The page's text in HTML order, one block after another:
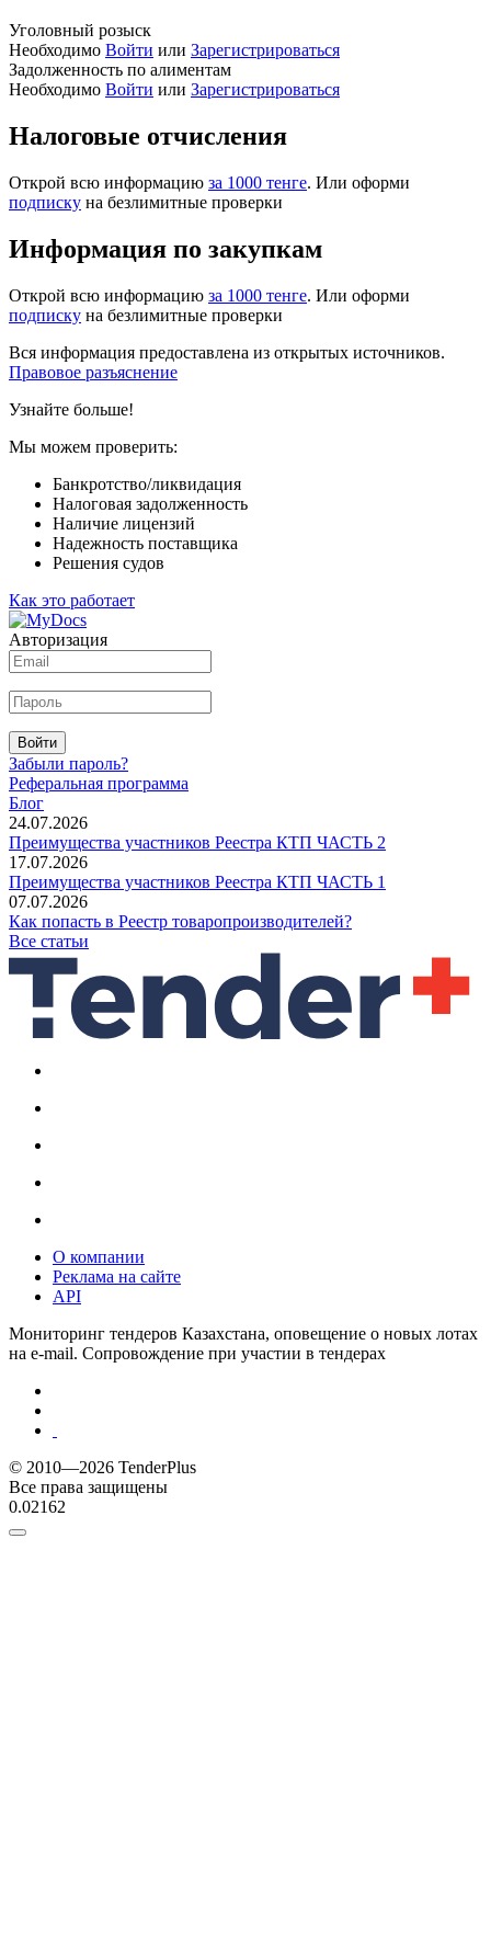
Уголовный розыск
Необходимо Войти или Зарегистрироваться
Задолженность по алиментам
Необходимо Войти или Зарегистрироваться
Налоговые отчисления
Открой всю информацию за 1000 тенге. Или оформи
подписку на безлимитные проверки
Информация по закупкам
Открой всю информацию за 1000 тенге. Или оформи
подписку на безлимитные проверки
Вся информация предоставлена из открытых источников.
Правовое разъяснение
Узнайте больше!
Мы можем проверить:
Банкротство/ликвидация
Налоговая задолженность
Наличие лицензий
Надежность поставщика
Решения судов
Как это работает
Авторизация
Войти
Забыли пароль?
Реферальная программа
Блог
24.07.2026
Преимущества участников Реестра КТП ЧАСТЬ 2
17.07.2026
Преимущества участников Реестра КТП ЧАСТЬ 1
07.07.2026
Как попасть в Реестр товаропроизводителей?
Все статьи
О компании
Реклама на сайте
API
Мониторинг тендеров Казахстана, оповещение о новых лотах
на e-mail. Сопровождение при участии в тендерах
© 2010—2026 TenderPlus
Все права защищены
0.02162